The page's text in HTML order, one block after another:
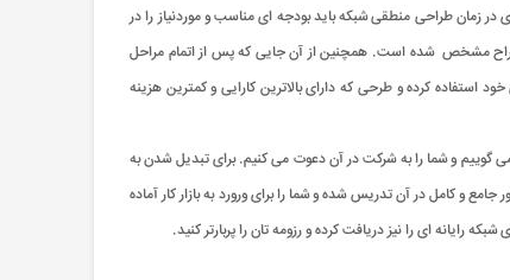
زمان طراحی منطقی شبکه باید بودجه ای مناسب و موردنیاز را در
طراح مشخص شده است. همچنین از آن جایی که پس از اتمام مراحل
استفاده کرده و طرحی که دارای بالاترین کارایی و کمترین هزینه
می گوییم و شما را به شرکت در آن دعوت می کنیم. برای تبدیل شدن به
و کامل در آن تدریس شده و شما را برای ورورد به بازار کار آماده
رایانه ای را نیز دریافت کرده و رزومه تان را پربارتر کنید.